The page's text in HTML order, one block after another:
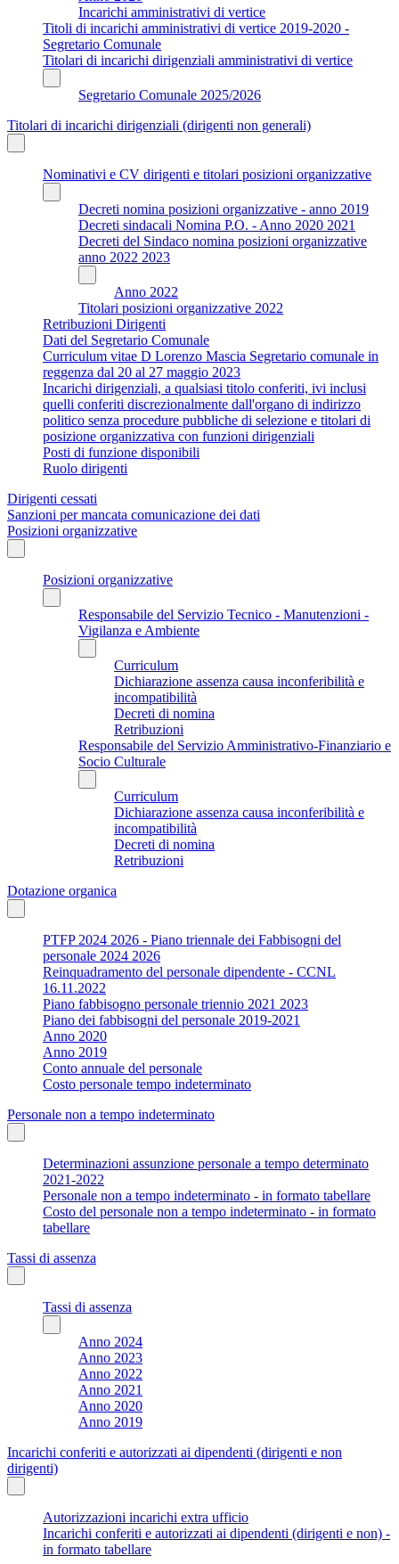
Incarichi amministrativi di vertice
Titoli di incarichi amministrativi di vertice 2019-2020 -
Segretario Comunale
Titolari di incarichi dirigenziali amministrativi di vertice
Segretario Comunale 2025/2026
Titolari di incarichi dirigenziali (dirigenti non generali)
Nominativi e CV dirigenti e titolari posizioni organizzative
Decreti nomina posizioni organizzative - anno 2019
Decreti sindacali Nomina P.O. - Anno 2020 2021
Decreti del Sindaco nomina posizioni organizzative
anno 2022 2023
Anno 2022
Titolari posizioni organizzative 2022
Retribuzioni Dirigenti
Dati del Segretario Comunale
Curriculum vitae D Lorenzo Mascia Segretario comunale in
reggenza dal 20 al 27 maggio 2023
Incarichi dirigenziali, a qualsiasi titolo conferiti, ivi inclusi
quelli conferiti discrezionalmente dall'organo di indirizzo
politico senza procedure pubbliche di selezione e titolari di
posizione organizzativa con funzioni dirigenziali
Posti di funzione disponibili
Ruolo dirigenti
Dirigenti cessati
Sanzioni per mancata comunicazione dei dati
Posizioni organizzative
Posizioni organizzative
Responsabile del Servizio Tecnico - Manutenzioni -
Vigilanza e Ambiente
Curriculum
Dichiarazione assenza causa inconferibilità e
incompatibilità
Decreti di nomina
Retribuzioni
Responsabile del Servizio Amministrativo-Finanziario e
Socio Culturale
Curriculum
Dichiarazione assenza causa inconferibilità e
incompatibilità
Decreti di nomina
Retribuzioni
Dotazione organica
PTFP 2024 2026 - Piano triennale dei Fabbisogni del
personale 2024 2026
Reinquadramento del personale dipendente - CCNL
16.11.2022
Piano fabbisogno personale triennio 2021 2023
Piano dei fabbisogni del personale 2019-2021
Anno 2020
Anno 2019
Conto annuale del personale
Costo personale tempo indeterminato
Personale non a tempo indeterminato
Determinazioni assunzione personale a tempo determinato
2021-2022
Personale non a tempo indeterminato - in formato tabellare
Costo del personale non a tempo indeterminato - in formato
tabellare
Tassi di assenza
Tassi di assenza
Anno 2024
Anno 2023
Anno 2022
Anno 2021
Anno 2020
Anno 2019
Incarichi conferiti e autorizzati ai dipendenti (dirigenti e non
dirigenti)
Autorizzazioni incarichi extra ufficio
Incarichi conferiti e autorizzati ai dipendenti (dirigenti e non) -
in formato tabellare